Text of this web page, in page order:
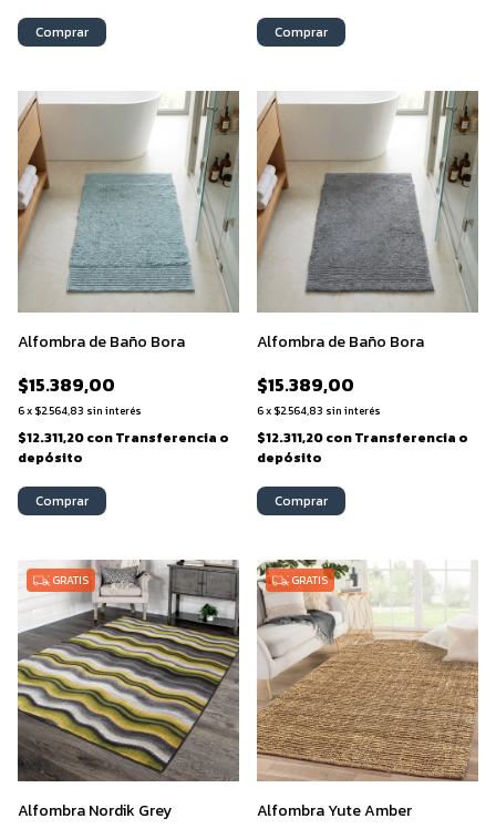
Comprar Comprar
Alfombra de Baño Bora
$15.389,00
6x $2.564,83 sin interés
$12.311,20conTransferencia o
depósito
Comprar
Alfombra de Baño Bora
$15.389,00
6x $2.564,83 sin interés
$12.311,20conTransferencia o
depósito
Comprar
GRATIS
Alfombra Nordik Grey
GRATIS
Alfombra Yute Amber